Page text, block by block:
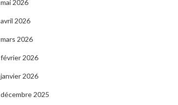
mai 2026
avril 2026
mars 2026
février 2026
janvier 2026
décembre 2025